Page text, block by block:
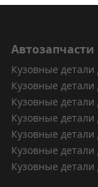
Автозапчасти
Кузовные детали
Кузовные детали
Кузовные детали
Кузовные
Кузовные детали
Кузовные детали
Кузовные